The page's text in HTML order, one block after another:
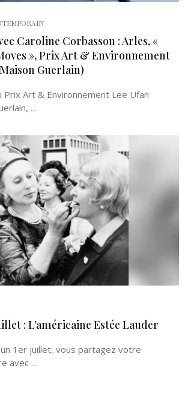
Caroline Corbasson : Arles, «
», Prix Art & Environnement
Guerlain)
Prix Art & Environnement Lee Ufan
...
: L’américaine Estée Lauder
un 1er juillet, vous partagez votre
avec ...